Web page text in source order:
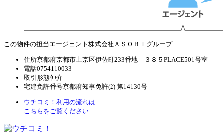
この物件の担当エージェント 株式会社ＡＳＯＢＩグループ
住所京都府京都市上京区伊佐町233番地 ３８５PLACE501号室
電話0754110033
取引形態仲介
宅建免許番号京都府知事免許(2) 第14130号
ウチコミ！利用の流れは
こちらをご覧ください